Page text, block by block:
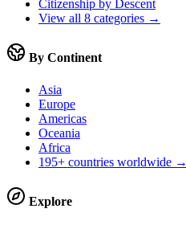
Citizenship by Descent
View all 8 categories →
By Continent
Asia
Europe
Americas
Oceania
Africa
195+ countries worldwide →
Explore